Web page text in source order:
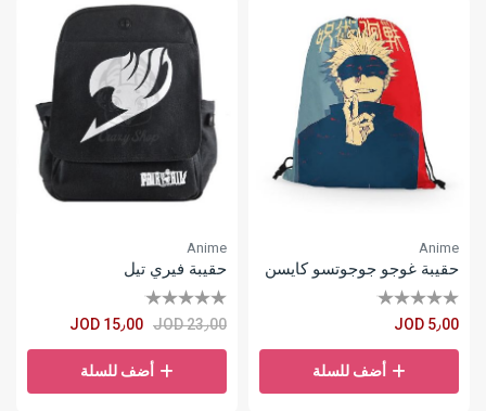
Anime
حقيبة غوجو جوجوتسو كايسن
JOD 5٫00
أضف للسلة
Anime
حقيبة فيري تيل
JOD 23٫00 JOD 15٫00
أضف للسلة